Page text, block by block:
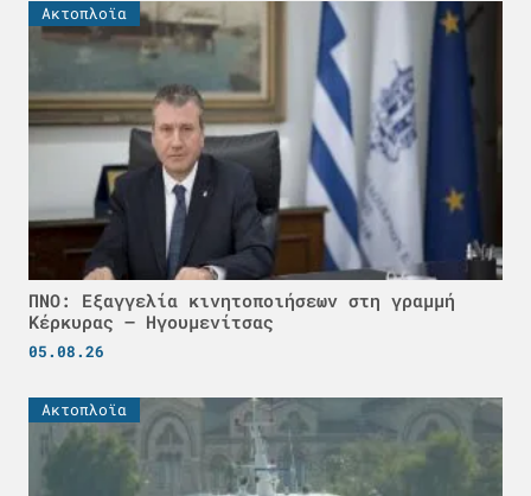
Ακτοπλοϊα
ΠΝΟ: Εξαγγελία κινητοποιήσεων στη γραμμή
Κέρκυρας – Ηγουμενίτσας
05.08.26
Ακτοπλοϊα